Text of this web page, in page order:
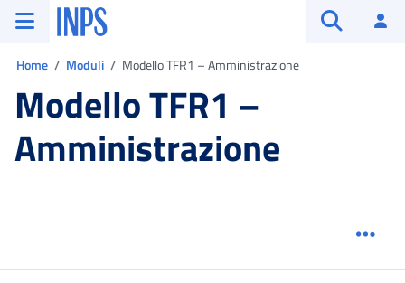
Vai al menu principale
Vai al contenuto principale
Vai al pie' di pagina
INPS ()
Home Moduli Modello TFR1 – Amministrazione
Modello TFR1 –
Amministrazione